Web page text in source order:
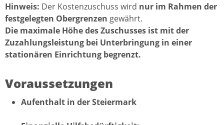
Hinweis: Der Kostenzuschuss wird nur im Rahmen der
festgelegten Obergrenzen gewährt.
Die maximale Höhe des Zuschusses ist mit der
Zuzahlungsleistung bei Unterbringung in einer
stationären Einrichtung begrenzt.
Voraussetzungen
Aufenthalt in der Steiermark